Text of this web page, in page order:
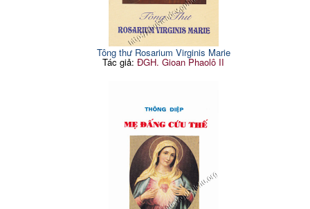
Tông thư Rosarium Virginis Marie
Tác giả:ĐGH. Gioan Phaolô II